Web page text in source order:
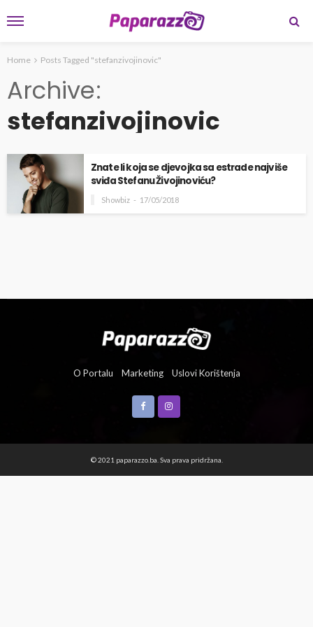
Home Posts Tagged "stefanzivojinovic"
Archive
stefanzivojinovic
Znate li koja se djevojka sa estrade najviše
sviđa Stefanu Živojinoviću?
Showbiz 17/05/2018
O Portalu Marketing Uslovi Korištenja
© 2021 paparazzo.ba. Sva prava pridržana.